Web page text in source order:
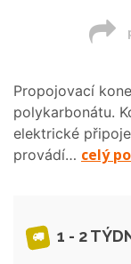
Propojovací
polykarbonátu.
elektrické
provádí… celý
1 - 2